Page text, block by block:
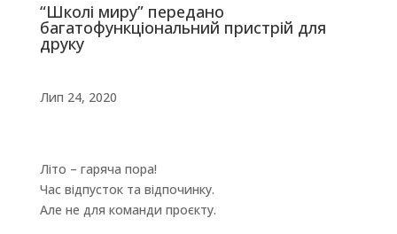
“Школі миру” передано
багатофункціональний пристрій для
друку
Лип 24, 2020
Літо – гаряча пора!
Час відпусток та відпочинку.
Але не для команди проєкту.